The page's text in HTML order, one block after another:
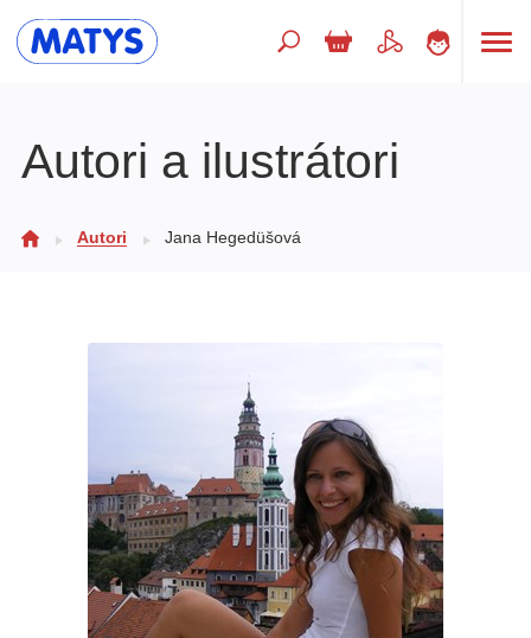
Doplnkový sortiment
Všetky kategórie
Autori a ilustrátori
Autori Jana Hegedüšová